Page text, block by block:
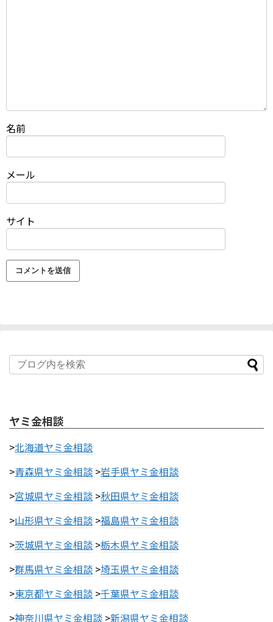
名前
メール
サイト
ヤミ金相談
>北海道ヤミ金相談
>青森県ヤミ金相談 >岩手県ヤミ金相談
>宮城県ヤミ金相談 >秋田県ヤミ金相談
>山形県ヤミ金相談 >福島県ヤミ金相談
>茨城県ヤミ金相談 >栃木県ヤミ金相談
>群馬県ヤミ金相談 >埼玉県ヤミ金相談
>東京都ヤミ金相談 >千葉県ヤミ金相談
>神奈川県ヤミ金相談 >新潟県ヤミ金相談